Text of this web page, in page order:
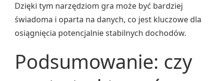
Dzięki tym narzędziom gra może być bardziej
świadoma i oparta na danych, co jest kluczowe dla
osiągnięcia potencjalnie stabilnych dochodów.
Podsumowanie: czy